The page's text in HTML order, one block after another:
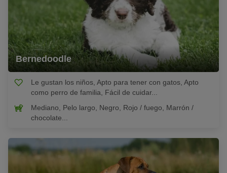
Bernedoodle
Le gustan los niños, Apto para tener con gatos, Apto
como perro de familia, Fácil de cuidar...
Mediano, Pelo largo, Negro, Rojo / fuego, Marrón /
chocolate...